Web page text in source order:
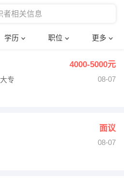
学历 职位 更多
护士
确定
4000-5000元
大专
08-07
面议
08-07